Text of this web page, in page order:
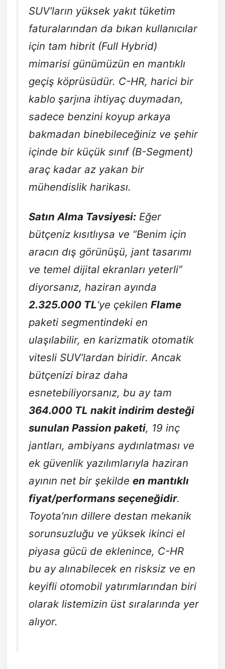
SUV’ların yüksek yakıt tüketim
faturalarından da bıkan kullanıcılar
için tam hibrit (Full Hybrid)
mimarisi günümüzün en mantıklı
geçiş köprüsüdür. C-HR, harici bir
kablo şarjına ihtiyaç duymadan,
sadece benzini koyup arkaya
bakmadan binebileceğiniz ve şehir
içinde bir küçük sınıf (B-Segment)
araç kadar az yakan bir
mühendislik harikası.
Satın Alma Tavsiyesi: Eğer
bütçeniz kısıtlıysa ve “Benim için
aracın dış görünüşü, jant tasarımı
ve temel dijital ekranları yeterli”
diyorsanız, haziran ayında
2.325.000 TL‘ye çekilen Flame
paketi segmentindeki en
ulaşılabilir, en karizmatik otomatik
vitesli SUV’lardan biridir. Ancak
bütçenizi biraz daha
esnetebiliyorsanız, bu ay tam
364.000 TL nakit indirim desteği
sunulan Passion paketi, 19 inç
jantları, ambiyans aydınlatması ve
ek güvenlik yazılımlarıyla haziran
ayının net bir şekilde en mantıklı
fiyat/performans seçeneğidir.
Toyota’nın dillere destan mekanik
sorunsuzluğu ve yüksek ikinci el
piyasa gücü de eklenince, C-HR
bu ay alınabilecek en risksiz ve en
keyifli otomobil yatırımlarından biri
olarak listemizin üst sıralarında yer
alıyor.